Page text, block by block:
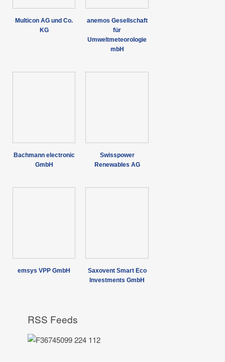
Multicon AG und Co.
KG
anemos Gesellschaft
für
Umweltmeteorologie
mbH
Bachmann electronic
GmbH
Swisspower
Renewables AG
emsys VPP GmbH
Saxovent Smart Eco
Investments GmbH
RSS Feeds